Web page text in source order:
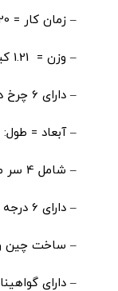
– زمان کار = 20 تا 60 دقیقه
– وزن = 1.21 کیلوگرم
– دارای 6 چرخ دنده تنظیم سرعت
– آبعاد = طول: 18 ، عرض: 14 ، ارتفاع: 6 سانتی متر
– شامل 4 سر ماساژ قابل تعویض
– دارای 6 درجه سرعت قابل تنظیم
– ساخت چین
– دارای